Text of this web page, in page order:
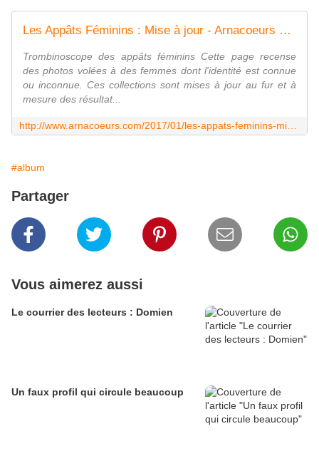
Les Appâts Féminins : Mise à jour - Arnacoeurs Côte d'Ivoire ©
Trombinoscope des appâts féminins Cette page recense
des photos volées à des femmes dont l'identité est connue
ou inconnue. Ces collections sont mises à jour au fur et à
mesure des résultat...
#album
Partager
Vous aimerez aussi
Le courrier des lecteurs : Domien
Un faux profil qui circule beaucoup